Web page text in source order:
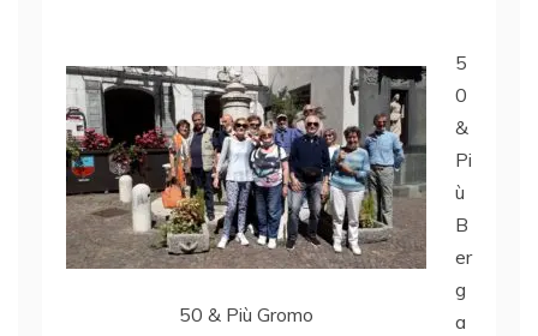
50 & Più Gromo
5
0
&
Pi
ù
B
er
g
a